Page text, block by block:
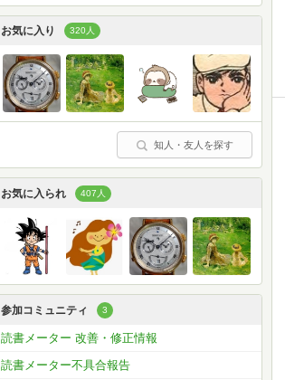
お気に入り 320人
知人・友人を探す
お気に入られ 407人
参加コミュニティ 3
読書メーター 改善・修正情報
読書メーター不具合報告